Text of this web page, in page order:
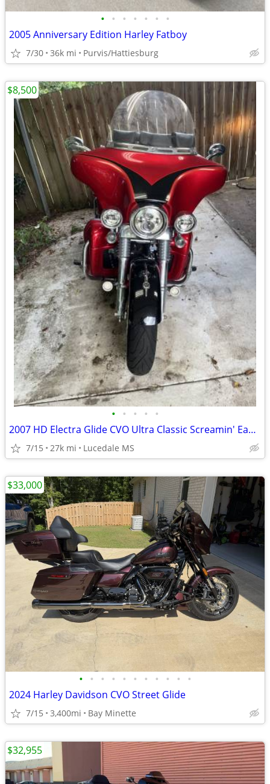
• • • • • • •
2005 Anniversary Edition Harley Fatboy
7/30 36k mi Purvis/Hattiesburg
• • • • •
2007 HD Electra Glide CVO Ultra Classic Screamin' Eagle
7/15 27k mi Lucedale MS
$8,500
• • • • • • • • • • •
2024 Harley Davidson CVO Street Glide
7/15 3,400mi Bay Minette
$33,000
$32,955